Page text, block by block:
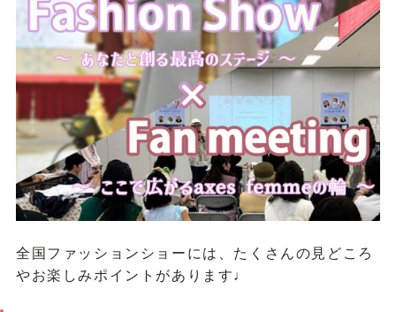
全国ファッションショーには、たくさんの見どころ
やお楽しみポイントがあります♩